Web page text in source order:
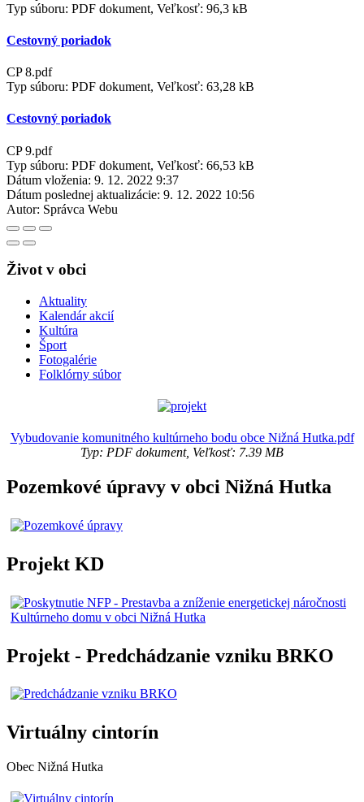
Typ súboru: PDF dokument, Veľkosť: 96,3 kB
Cestovný poriadok
CP 8.pdf
Typ súboru: PDF dokument, Veľkosť: 63,28 kB
Cestovný poriadok
CP 9.pdf
Typ súboru: PDF dokument, Veľkosť: 66,53 kB
Dátum vloženia: 9. 12. 2022 9:37
Dátum poslednej aktualizácie: 9. 12. 2022 10:56
Autor: Správca Webu
Život v obci
Aktuality
Kalendár akcií
Kultúra
Šport
Fotogalérie
Folklórny súbor
Vybudovanie komunitného kultúrneho bodu obce Nižná Hutka.pdf
Typ: PDF dokument, Veľkosť: 7.39 MB
Pozemkové úpravy v obci Nižná Hutka
Projekt KD
Projekt - Predchádzanie vzniku BRKO
Virtuálny cintorín
Obec Nižná Hutka